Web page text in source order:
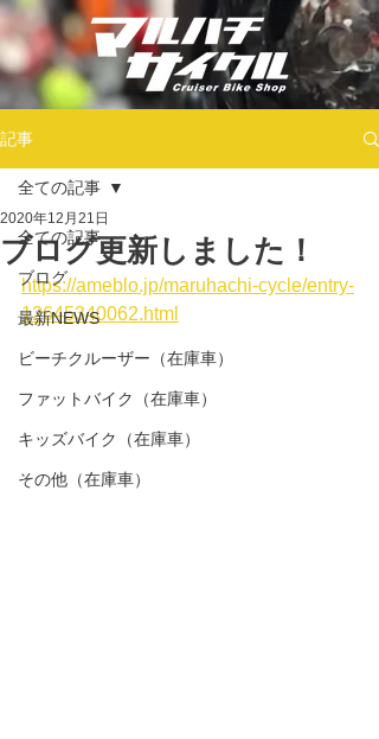
記事
全ての記事
ブログ
最新NEWS
ビーチクルーザー（在庫車）
ファットバイク（在庫車）
キッズバイク（在庫車）
その他（在庫車）
全ての記事
ブログ更新しました！
2020年12月21日
https://ameblo.jp/maruhachi-cycle/entry-
12645340062.html